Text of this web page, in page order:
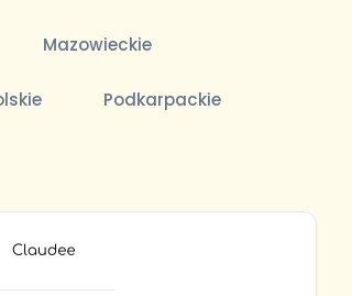
Mazowieckie
Podkarpackie